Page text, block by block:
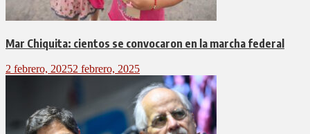
Mar Chiquita: cientos se convocaron en la marcha federal
2 febrero, 20252 febrero, 2025